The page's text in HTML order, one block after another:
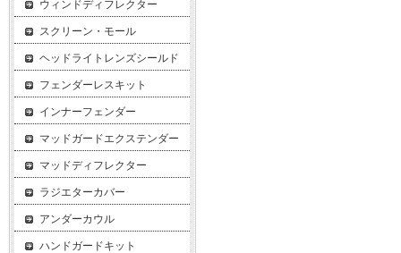
ウィンドディフレクター
スクリーン・モール
ヘッドライトレンズシールド
フェンダーレスキット
インナーフェンダー
マッドガードエクステンダー
マッドディフレクター
ラジエターカバー
アンダーカウル
ハンドガードキット